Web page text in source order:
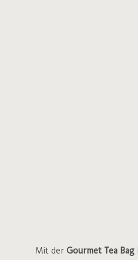
Mit der Gourmet Tea Bag